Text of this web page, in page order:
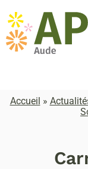
Accueil »